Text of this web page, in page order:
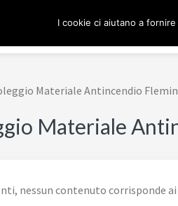
ROMA
E Provincia
Materiale Antincendio
Materiale
nessun contenuto corrisponde
I cookie ci aiutano a